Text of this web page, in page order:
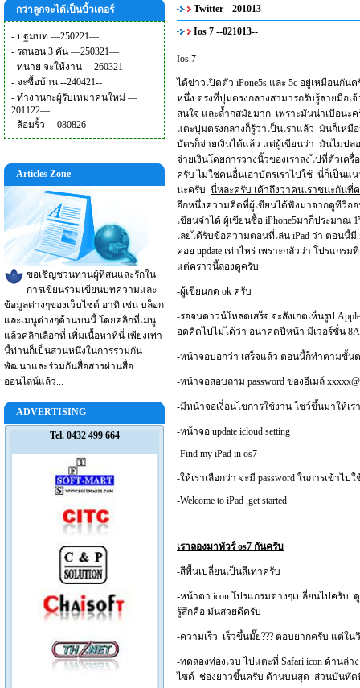
กว่าลูกจะได้เป็นบิ้วเดอร์
- ปฐมบท —250221—
- รถนอน 3 คัน —250321—
- ทนาย จะให้งาน —260321–
- จะซื้อบ้าน --240421--
- ทำงานกะผู้รับเหมาคนใหม่ —
201122—
- ล้อมรั้ว —080826–
Articles Zone
ขอเชิญชวนท่านผู้ที่สนและรักใน
การเขียนร่วมเขียนบทความและ
ข้อมูลต่างๆของเว็บไซต์ อาทิ เช่น บล็อก
และเมนูต่างๆด้านบนนี้ โดยคลิกที่เมนู
แล้วคลิกเลือกที่ เพิ่มเนื้อหาที่นี่ เพียงเท่า
นี้ท่านก็เป็นส่วนหนึ่งในการร่วมกัน
พัฒนาและร่วมกันสื่อสารผ่านสื่อ
ออนไลน์แล้ว...
ADVERTISING
Tel. 0432 499 664
Twitter --201013--
Ios 7 --021013--
Ios 7
ได้ข่าวเปิดตัว iPone5s และ 5c อยู่เหมือนกัน
หนึ่ง ตรงที่ปุ่มตรงกลางสามารถรับรู้ลายมือเ
สนใจ และล้ำกสมัยมาก เพราะมันน่าเบื่อนะ
แตะปุ่มตรงกลางก็รู้ว่าเป็นเราแล้ว มันก็เห
บัตรก็จ่ายเงินได้แล้ว แต่ผู้เขียนว่า มันไม่ปล
จ่ายเงินโดยการวางนิ้วของเราลงไปที่ตัวเค
ครับ ไม่ใช่คนอื่นเอาบัตรเราไปใช้ นี่ก็เป็นแ
นะครับ นี่หละครับ เค้าถึงว่าคนเราชนะกันที่
อีกหนึ่งความคิดที่ผู้เขียนได้ฟังมาจากดูทีวีออ
เขียนจำได้ ผู้เขียนซื้อ iPhone5มาก็ประมาณ
เลยได้รับข้อความตอนที่เล่น iPad ว่า ตอนนี้
ค่อย update เท่าไหร่ เพราะกลัวว่า โปรแกร
แต่คราวนี้ลองดูครับ
-ผู้เขียนกด ok ครับ
-รอจนดาวน์โหลดเสร็จ จะสังเกตเห็นรูป
อดคิดไปไม่ได้ว่า อนาคตปีหน้า มีเวอร์ชั่น
-หน้าจอบอกว่า เสร็จแล้ว ตอนนี้ก็ทำตามขั้น
-หน้าจอสอบถาม password ของอีเมล์
-มีหน้าจอเงื่อนไขการใช้งาน โชว์ขึ้นมาให้เร
-หน้าจอ update icloud setting
-Find my iPad in os7
-ให้เราเลือกว่า จะมี password ในการเข้าไ
-Welcome to iPad ,get started
เราลองมาทัวร์os7 กันครับ
-สีพื้นเปลี่ยนเป็นสีเทาครับ
-หน้าตา icon โปรแกรมต่างๆเปลี่ยนไปครับ
รู้สึกคือ มันสวยดีครับ
-ความเร็ว เร็วขึ้นมั๊ย??? ตอบยากครับ แต่ใ
-ทดลองท่องเวบ ไปแตะที่ Safari icon ด้าน
ไซด์ ช่องยาวขึ้นครับ ด้านบนสุด ส่วนบันทัดที่